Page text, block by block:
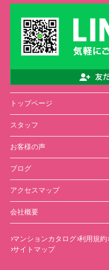
トップページ
スタッフ
お客様の声
ブログ
アクセスマップ
会社概要
マンションカタログ 利用規約
サイトマップ